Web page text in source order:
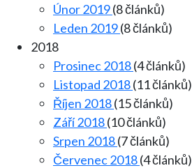
Únor 2019(8 článků)
Leden 2019(8 článků)
2018
Prosinec 2018(4 článků)
Listopad 2018(11 článků)
Říjen 2018(15 článků)
Září 2018(10 článků)
Srpen 2018(7 článků)
Červenec 2018(4 článků)